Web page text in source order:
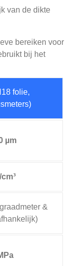
van de dikte
bereiken voor
bij het
folie,
µm
&